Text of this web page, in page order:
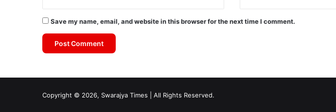
Save my name, email, and website in this browser for the next time I comment.
Copyright © 2026, Swarajya Times | All Rights Reserved.